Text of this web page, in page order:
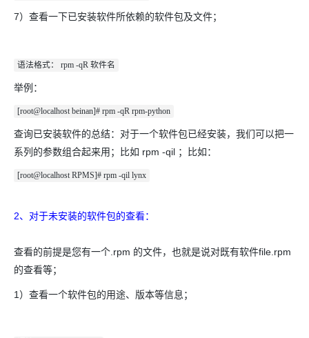
7）查看一下已安装软件所依赖的软件包及文件；
语法格式： rpm -qR 软件名
举例：
[root@localhost beinan]# rpm -qR rpm-python
查询已安装软件的总结：对于一个软件包已经安装，我们可以把一
系列的参数组合起来用；比如 rpm -qil ；比如：
[root@localhost RPMS]# rpm -qil lynx
2、对于未安装的软件包的查看：
查看的前提是您有一个.rpm 的文件，也就是说对既有软件file.rpm
的查看等；
1）查看一个软件包的用途、版本等信息；